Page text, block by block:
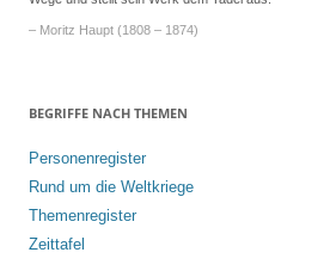
– Moritz Haupt (1808 – 1874)
BEGRIFFE NACH THEMEN
Personenregister
Rund um die Weltkriege
Themenregister
Zeittafel